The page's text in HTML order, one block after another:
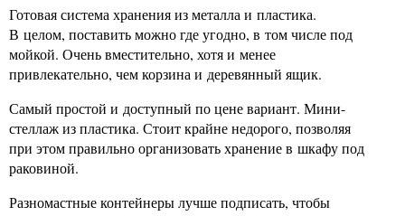
Готовая система хранения из металла и пластика.
В целом, поставить можно где угодно, в том числе под
мойкой. Очень вместительно, хотя и менее
привлекательно, чем корзина и деревянный ящик.
Самый простой и доступный по цене вариант. Мини-
стеллаж из пластика. Стоит крайне недорого, позволяя
при этом правильно организовать хранение в шкафу под
раковиной.
Разномастные контейнеры лучше подписать, чтобы